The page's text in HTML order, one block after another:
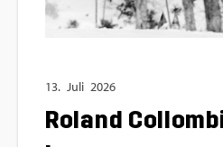
13. Juli 2026
Ro­land